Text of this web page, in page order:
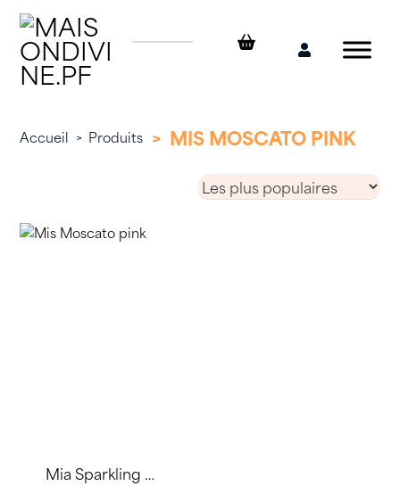
Skip
content
Mon
Accueil > Produits > MIS MOSCATO PINK
Mia Sparkling Moscato Rosé 75cl – Cavas Freixenet